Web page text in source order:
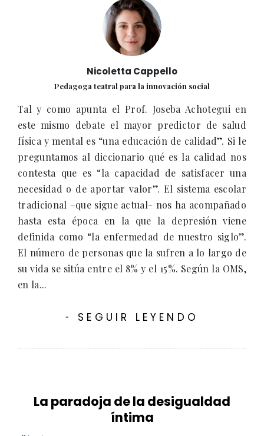
Nicoletta Cappello
Pedagoga teatral para la innovación social
Tal y como apunta el Prof. Joseba Achotegui en
este mismo debate el mayor predictor de salud
física y mental es “una educación de calidad”. Si le
preguntamos al diccionario qué es la calidad nos
contesta que es “la capacidad de satisfacer una
necesidad o de aportar valor”. El sistema escolar
tradicional –que sigue actual- nos ha acompañado
hasta esta época en la que la depresión viene
definida como “la enfermedad de nuestro siglo”.
El número de personas que la sufren a lo largo de
su vida se sitúa entre el 8% y el 15%. Según la OMS,
en la...
- SEGUIR LEYENDO
La paradoja de la desigualdad
íntima